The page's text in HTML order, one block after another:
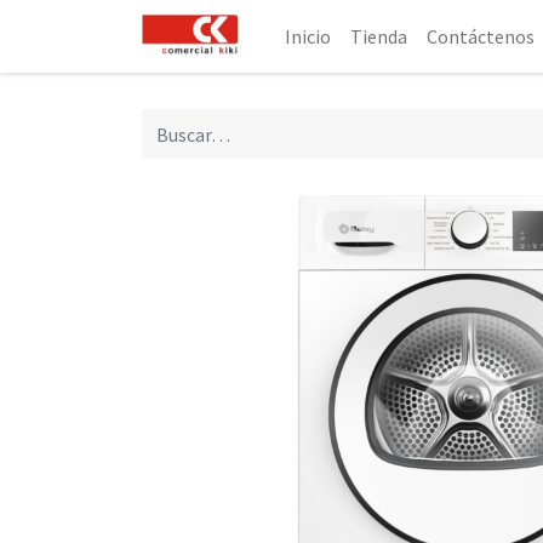
Inicio Tienda Contáctenos